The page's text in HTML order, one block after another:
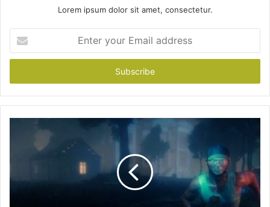
Lorem ipsum dolor sit amet, consectetur.
t
r
y